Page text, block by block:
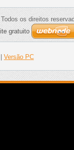
os direitos
gratuito
| Versão PC